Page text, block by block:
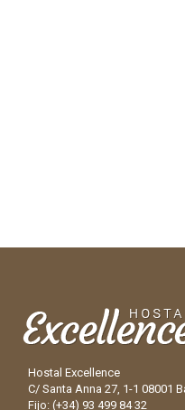
Hostal Excellence
C/ Santa Anna 27, 1-1 08001
Fijo: (+34) 93 499 84 32